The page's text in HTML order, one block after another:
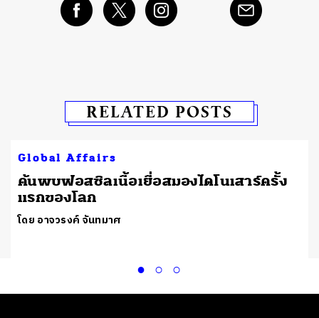
RELATED POSTS
Global Affairs
ค้นพบฟอสซิลเนื้อเยื่อสมองไดโนเสาร์ครั้ง
แรกของโลก
โดย อาจวรงค์ จันทมาศ